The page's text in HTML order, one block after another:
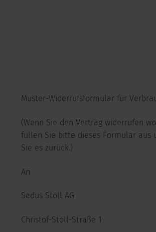
Muster-Widerrufsformular für
(Wenn Sie den Vertrag widerrufen
füllen Sie bitte dieses Formular aus
Sie es zurück.)
An
Sedus Stoll AG
Christof-Stoll-Straße 1